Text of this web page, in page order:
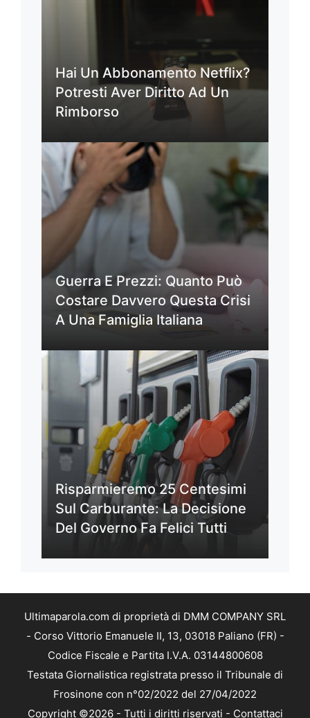
Hai Un Abbonamento Netflix?
Potresti Aver Diritto Ad Un
Rimborso
Guerra E Prezzi: Quanto Può
Costare Davvero Questa Crisi
A Una Famiglia Italiana
Risparmieremo 25 Centesimi
Sul Carburante: La Decisione
Del Governo Fa Felici Tutti
Ultimaparola.com di proprietà di DMM COMPANY SRL
- Corso Vittorio Emanuele II, 13, 03018 Paliano (FR) -
Codice Fiscale e Partita I.V.A. 03144800608
Testata Giornalistica registrata presso il Tribunale di
Frosinone con n°02/2022 del 27/04/2022
Copyright ©2026 - Tutti i diritti riservati - Contattaci